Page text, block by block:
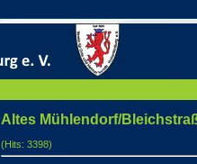
Altes Mühlendorf/
(Hits: 3398)